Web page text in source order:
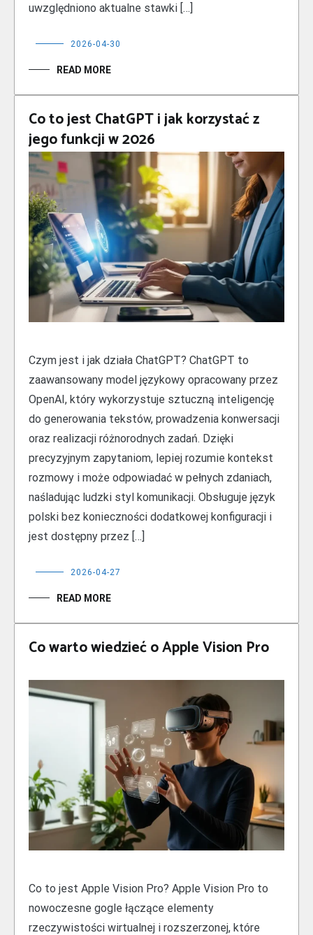
uwzględniono aktualne stawki […]
2026-04-30
READ MORE
Co to jest ChatGPT i jak korzystać z
jego funkcji w 2026
Czym jest i jak działa ChatGPT? ChatGPT to
zaawansowany model językowy opracowany przez
OpenAI, który wykorzystuje sztuczną inteligencję
do generowania tekstów, prowadzenia konwersacji
oraz realizacji różnorodnych zadań. Dzięki
precyzyjnym zapytaniom, lepiej rozumie kontekst
rozmowy i może odpowiadać w pełnych zdaniach,
naśladując ludzki styl komunikacji. Obsługuje język
polski bez konieczności dodatkowej konfiguracji i
jest dostępny przez […]
2026-04-27
READ MORE
Co warto wiedzieć o Apple Vision Pro
Co to jest Apple Vision Pro? Apple Vision Pro to
nowoczesne gogle łączące elementy
rzeczywistości wirtualnej i rozszerzonej, które